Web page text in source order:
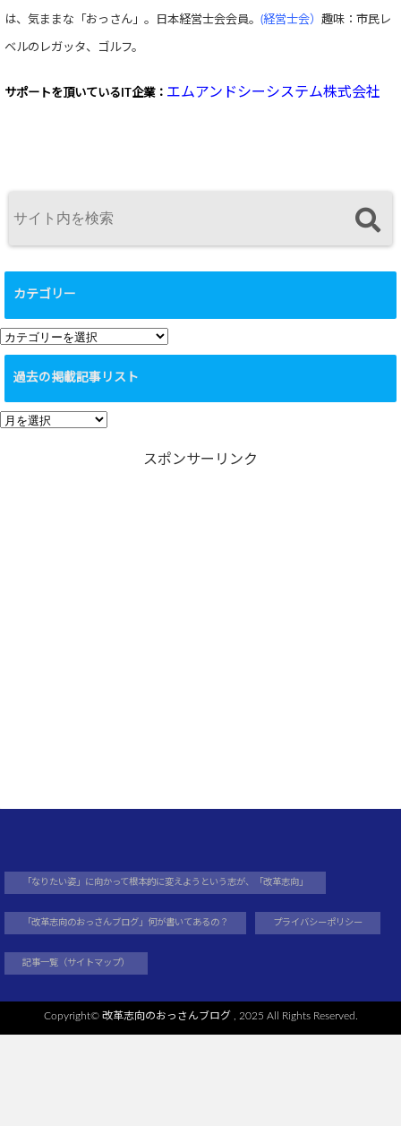
は、気ままな「おっさん」。日本経営士会会員。 (経営士会） 趣味：市民レ
ベルのレガッタ、ゴルフ。
サポートを頂いている IT企業： エムアンドシーシステム株式会社
カテゴリー
カ
テ
リ
ー
過去の掲載記事リスト
過
スポンサーリンク
「なりたい姿」に向かって根本的に変えようという志が、「改革志向」
「改革志向のおっさんブログ」何が書いてあるの？ プライバシーポリシー
記事一覧（サイトマップ）
Copyright© 改革志向のおっさんブログ , 2025 All Rights Reserved.